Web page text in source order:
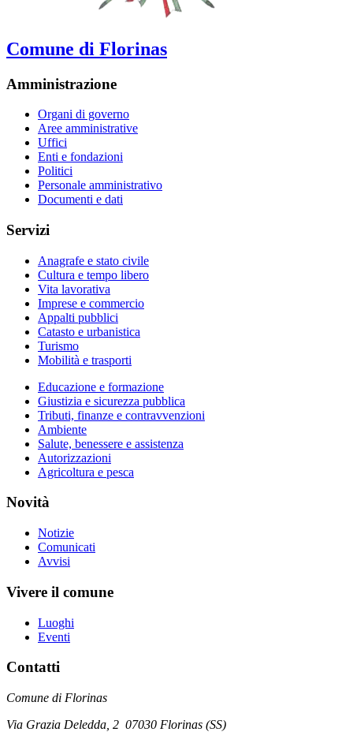
Comune di Florinas
Amministrazione
Organi di governo
Aree amministrative
Uffici
Enti e fondazioni
Politici
Personale amministrativo
Documenti e dati
Servizi
Anagrafe e stato civile
Cultura e tempo libero
Vita lavorativa
Imprese e commercio
Appalti pubblici
Catasto e urbanistica
Turismo
Mobilità e trasporti
Educazione e formazione
Giustizia e sicurezza pubblica
Tributi, finanze e contravvenzioni
Ambiente
Salute, benessere e assistenza
Autorizzazioni
Agricoltura e pesca
Novità
Notizie
Comunicati
Avvisi
Vivere il comune
Luoghi
Eventi
Contatti
Comune di Florinas
Via Grazia Deledda, 2 07030 Florinas (SS)